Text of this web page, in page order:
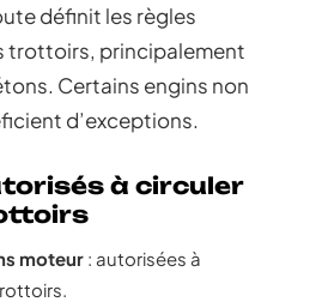
définit les règles
trottoirs, principalement
Certains engins non
d’exceptions.
à circuler
moteur : autorisées à